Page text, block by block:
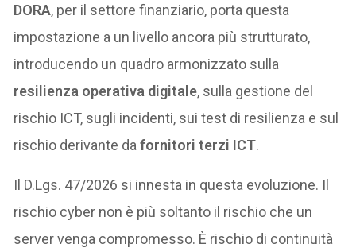
DORA, per il settore finanziario, porta questa
impostazione a un livello ancora più strutturato,
introducendo un quadro armonizzato sulla
resilienza operativa digitale, sulla gestione del
rischio ICT, sugli incidenti, sui test di resilienza e sul
rischio derivante dafornitori terzi ICT.
Il D.Lgs. 47/2026 si innesta in questa evoluzione. Il
rischio cyber non è più soltanto il rischio che un
server venga compromesso. È rischio di continuità